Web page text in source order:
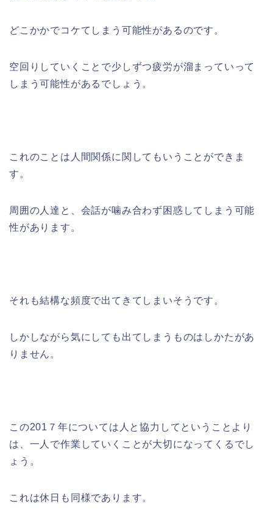
どこかかでコケてしまう可能性があるのです。
空回りしていくことで少しずつ疲労が溜まっていって
しまう可能性があるでしょう。
これのことは人間関係に関してもいうことができま
す。
周囲の人達と、会話が噛み合わず困惑してしまう可能
性があります。
それも結構な頻度で出てきてしまいそうです。
しかしながら気にしても出てしまうものはしかたがあ
りません。
この201７年については人と協力してということより
は、一人で作業していくことが大切になってくるでし
ょう。
これは休日も同様であります。